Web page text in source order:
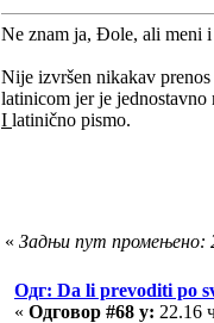
Ne znam ja, Đole, ali meni
Nije izvršen nikakav
latinicom jer je
I latinično pismo.
« Задњи пут промењено:
Одг: Da li prevoditi po
« Одговор #68 у: 22.16